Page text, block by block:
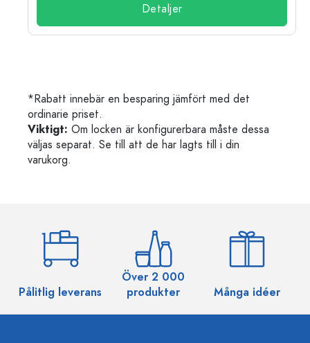
Detaljer
*Rabatt innebär en besparing jämfört med det
ordinarie priset.
Viktigt: Om locken är konfigurerbara måste dessa
väljas separat. Se till att de har lagts till i din
varukorg.
Pålitlig leverans
Över 2 000
produkter
Många idéer